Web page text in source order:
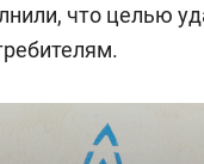
что целью